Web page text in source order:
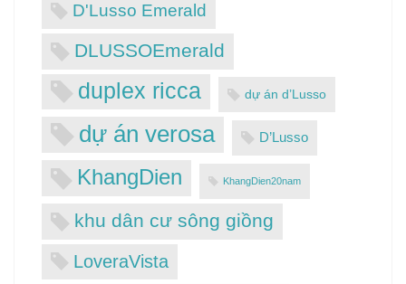
D'Lusso Emerald
DLUSSOEmerald
duplex ricca dự án d’Lusso
dự án verosa D’Lusso
KhangDien KhangDien20nam
khu dân cư sông giồng
LoveraVista